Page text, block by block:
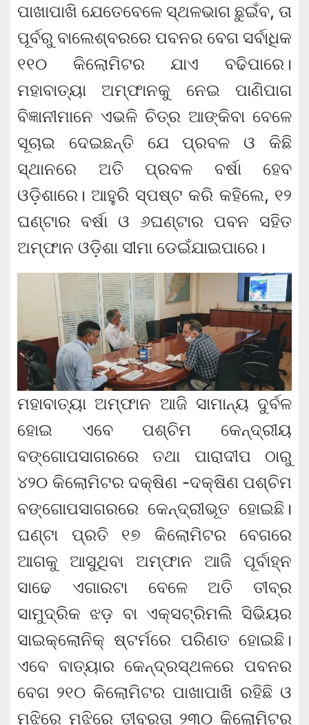
ପାଖାପାଖି ଯେତେବେଳେ ସ୍ଥଳଭାଗ ଛୁଇଁବ, ତା
ପୂର୍ବରୁ ବାଲେଶ୍ବରରେ ପବନର ବେଗ ସର୍ବାଧିକ
୧୧୦ କିଲୋମିଟର ଯାଏ ବଢିପାରେ।
ମହାବାତ୍ୟା ଅମ୍ଫାନକୁ ନେଇ ପାଣିପାଗ
ବିଜ୍ଞାନୀମାନେ ଏଭଳି ଚିତ୍ର ଆଙ୍କିବା ବେଳେ
ସୂଚାଇ ଦେଇଛନ୍ତି ଯେ ପ୍ରବଳ ଓ କିଛି
ସ୍ଥାନରେ ଅତି ପ୍ରବଳ ବର୍ଷା ହେବ
ଓଡ଼ିଶାରେ। ଆହୁରି ସ୍ପଷ୍ଟ କରି କହିଲେ, ୧୨
ଘଣ୍ଟାର ବର୍ଷା ଓ ୬ଘଣ୍ଟାର ପବନ ସହିତ
ଅମ୍ଫାନ ଓଡ଼ିଶା ସୀମା ଡେଇଁଯାଇପାରେ।
ମହାବାତ୍ୟା ଅମ୍ଫାନ ଆଜି ସାମାନ୍ୟ ଦୁର୍ବଳ
ହୋଇ ଏବେ ପଶ୍ଚିମ କେନ୍ଦ୍ରୀୟ
ବଙ୍ଗୋପସାଗରରେ ତଥା ପାରାଦୀପ ଠାରୁ
୪୨୦ କିଲୋମିଟର ଦକ୍ଷିଣ -ଦକ୍ଷିଣ ପଶ୍ଚିମ
ବଙ୍ଗୋପସାଗରରେ କେନ୍ଦ୍ରୀଭୂତ ହୋଇଛି।
ଘଣ୍ଟା ପ୍ରତି ୧୭ କିଲୋମିଟର ବେଗରେ
ଆଗକୁ ଆସୁଥିବା ଅମ୍ଫାନ ଆଜି ପୂର୍ବାହ୍ନ
ସାଢେ ଏଗାରଟା ବେଳେ ଅତି ତୀବ୍ର
ସାମୁଦ୍ରିକ ଝଡ଼ ବା ଏକ୍ସଟ୍ରିମଲି ସିଭିୟର
ସାଇକ୍ଲୋନିକ୍ ଷ୍ଟର୍ମରେ ପରିଣତ ହୋଇଛି।
ଏବେ ବାତ୍ୟାର କେନ୍ଦ୍ରସ୍ଥଳରେ ପବନର
ବେଗ ୨୧୦ କିଲୋମିଟର ପାଖାପାଖି ରହିଛି ଓ
ମଝିରେ ମଝିରେ ତୀବ୍ରତା ୨୩୦ କିଲୋମିଟର